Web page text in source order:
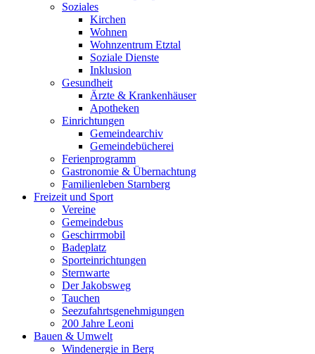
Soziales
Kirchen
Wohnen
Wohnzentrum Etztal
Soziale Dienste
Inklusion
Gesundheit
Ärzte & Krankenhäuser
Apotheken
Einrichtungen
Gemeindearchiv
Gemeindebücherei
Ferienprogramm
Gastronomie & Übernachtung
Familienleben Starnberg
Freizeit und Sport
Vereine
Gemeindebus
Geschirrmobil
Badeplatz
Sporteinrichtungen
Sternwarte
Der Jakobsweg
Tauchen
Seezufahrtsgenehmigungen
200 Jahre Leoni
Bauen & Umwelt
Windenergie in Berg